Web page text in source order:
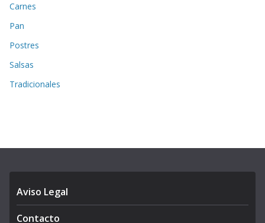
Carnes
Pan
Postres
Salsas
Tradicionales
Aviso Legal
Contacto